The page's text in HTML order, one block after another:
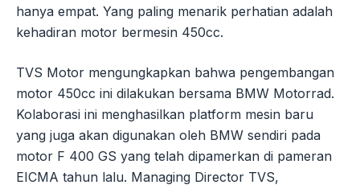
hanya empat. Yang paling menarik perhatian adalah
kehadiran motor bermesin 450cc.
TVS Motor mengungkapkan bahwa pengembangan
motor 450cc ini dilakukan bersama BMW Motorrad.
Kolaborasi ini menghasilkan platform mesin baru
yang juga akan digunakan oleh BMW sendiri pada
motor F 400 GS yang telah dipamerkan di pameran
EICMA tahun lalu. Managing Director TVS,